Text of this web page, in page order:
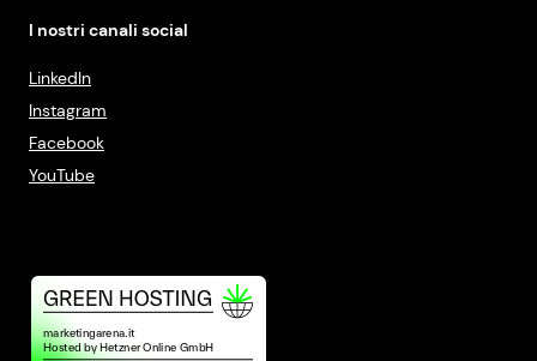
I nostri canali social
LinkedIn
Instagram
Facebook
YouTube